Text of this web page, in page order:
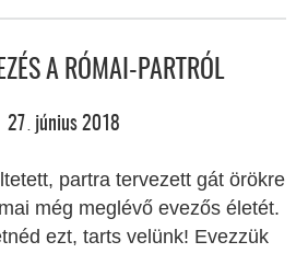
A RÓMAI-PARTRÓL
27 . június 2018
partra tervezett gát örökre
még meglévő evezős életét.
ezt, tarts velünk! Evezzük